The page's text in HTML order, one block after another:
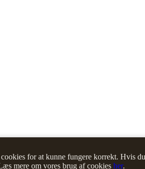
for at kunne fungere korrekt. Hvis
mere om vores brug af cookies her.